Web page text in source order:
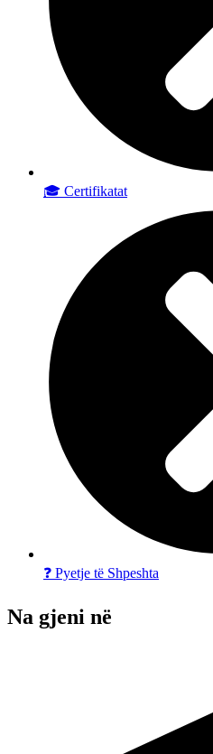
🎓 Certifikatat
❓ Pyetje të Shpeshta
Na gjeni në